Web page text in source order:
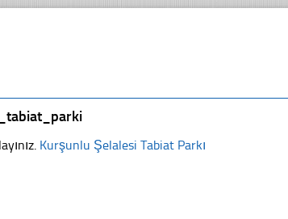
Kurşunlu Şelalesi Tabiat Parkı